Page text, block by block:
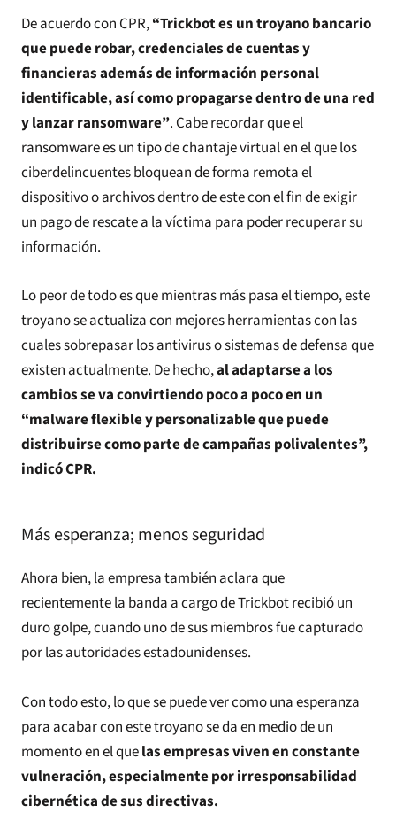
De acuerdo con CPR,“Trickbot es un troyano bancario
que puede robar, credenciales de cuentas y
financieras además de información personal
identificable, así como propagarse dentro de una red
y lanzar ransomware”. Cabe recordar que el
ransomware es un tipo de chantaje virtual en el que los
ciberdelincuentes bloquean de forma remota el
dispositivo o archivos dentro de este con el fin de exigir
un pago de rescate a la víctima para poder recuperar su
información.
Lo peor de todo es que mientras más pasa el tiempo, este
troyano se actualiza con mejores herramientas con las
cuales sobrepasar los antivirus o sistemas de defensa que
existen actualmente. De hecho,al adaptarse a los
cambios se va convirtiendo poco a poco en un
“malware flexible y personalizable que puede
distribuirse como parte de campañas polivalentes”,
indicó CPR.
Más esperanza; menos seguridad
Ahora bien, la empresa también aclara que
recientemente la banda a cargo de Trickbot recibió un
duro golpe, cuando uno de sus miembros fue capturado
por las autoridades estadounidenses.
Con todo esto, lo que se puede ver como una esperanza
para acabar con este troyano se da en medio de un
momento en el quelas empresas viven en constante
vulneración, especialmente por irresponsabilidad
cibernética de sus directivas.